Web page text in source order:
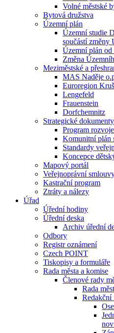
Volné městské
Bytová družstva
Územní plán
Územní studie
součástí změny
Územní plán od
Změna
Meziměstské a
MAS Naděje
Euroregion
Lengefeld
Frauenstein
Dorfchemnitz
Strategické
Program
Komunitní plán
Standardy
Koncepce
Mapový portál
Veřejnoprávní
Kastrační program
Ztráty a nálezy
Úřad
Úřední hodiny
Úřední deska
Archiv úřední
Odbory
Registr oznámení
Czech POINT
Tiskopisy a formuláře
Rada města a komise
Členové rady
Rada
Redakční